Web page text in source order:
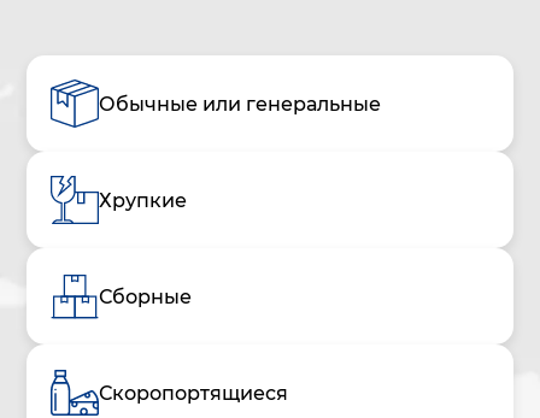
Обычные или генеральные
Хрупкие
Сборные
Скоропортящиеся